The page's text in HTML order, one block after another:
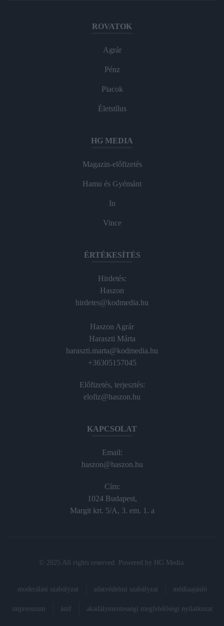
ROVATOK
Agrár
Pénz
Piacok
Életstílus
HG MEDIA
Magazin-előfizetés
Hamu és Gyémánt
In
Vince
ÉRTÉKESÍTÉS
Hirdetés:
Haszon
hirdetes@kodmedia.hu
Haszon Agrár
Haraszti Márta
haraszti.marta@kodmedia.hu
+36305157045
Előfizetés, terjesztés:
elofiz@haszon.hu
KAPCSOLAT
Email:
haszon@haszon.hu
Cím:
1024 Budapest,
Margit krt. 5/A, 3. em. 1. a
© 2025 All rights reserved. Powered by HG Media
moderálási szabályzat adatvédelmi szabályzat médiaajánló
impresszum ászf akadálymentességi megfelelőségi nyilatkozat